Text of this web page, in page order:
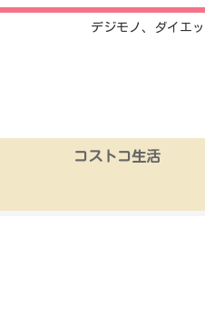
デジモノ、ダイエ
コストコ生活